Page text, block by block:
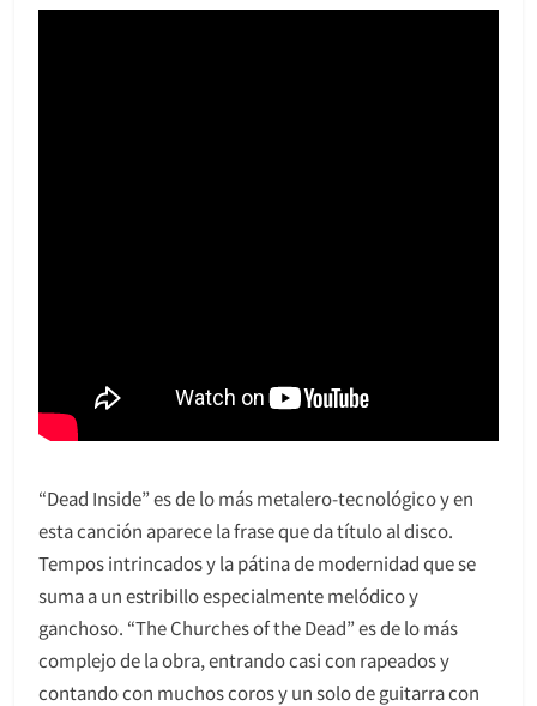
“Dead Inside” es de lo más metalero-tecnológico y en
esta canción aparece la frase que da título al disco.
Tempos intrincados y la pátina de modernidad que se
suma a un estribillo especialmente melódico y
ganchoso. “The Churches of the Dead” es de lo más
complejo de la obra, entrando casi con rapeados y
contando con muchos coros y un solo de guitarra con